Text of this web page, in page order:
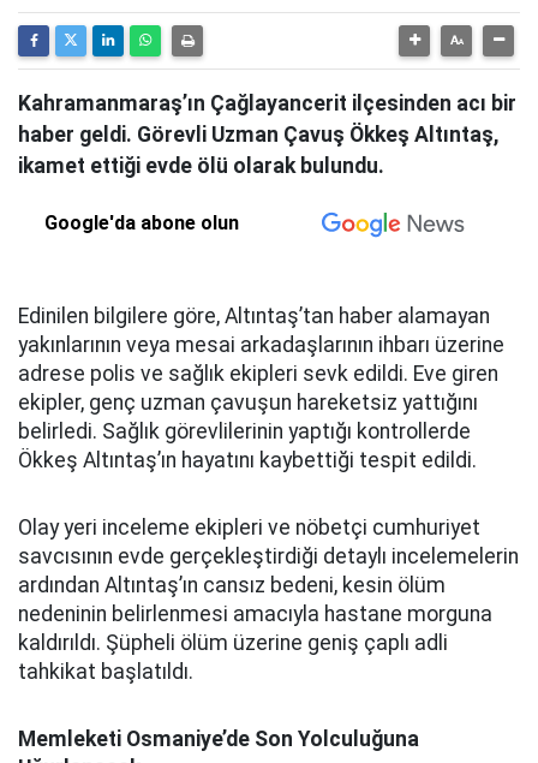
Kahramanmaraş’ın Çağlayancerit ilçesinden acı bir
haber geldi. Görevli Uzman Çavuş Ökkeş Altıntaş,
ikamet ettiği evde ölü olarak bulundu.
Google'da abone olun
Edinilen bilgilere göre, Altıntaş’tan haber alamayan
yakınlarının veya mesai arkadaşlarının ihbarı üzerine
adrese polis ve sağlık ekipleri sevk edildi. Eve giren
ekipler, genç uzman çavuşun hareketsiz yattığını
belirledi. Sağlık görevlilerinin yaptığı kontrollerde
Ökkeş Altıntaş’ın hayatını kaybettiği tespit edildi.
Olay yeri inceleme ekipleri ve nöbetçi cumhuriyet
savcısının evde gerçekleştirdiği detaylı incelemelerin
ardından Altıntaş’ın cansız bedeni, kesin ölüm
nedeninin belirlenmesi amacıyla hastane morguna
kaldırıldı. Şüpheli ölüm üzerine geniş çaplı adli
tahkikat başlatıldı.
Memleketi Osmaniye’de Son Yolculuğuna